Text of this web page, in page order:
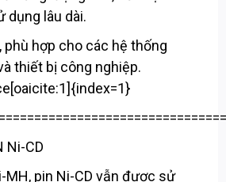
dụng lâu dài.
hợp cho các hệ thống
thiết bị công nghiệp.
Ni-CD
MH, pin Ni-CD vẫn được sử